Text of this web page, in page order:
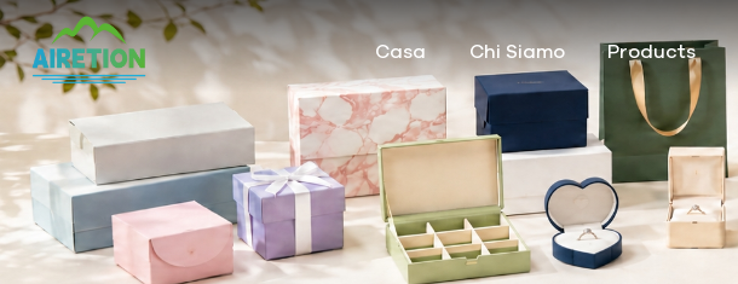
Casa Chi Siamo Products